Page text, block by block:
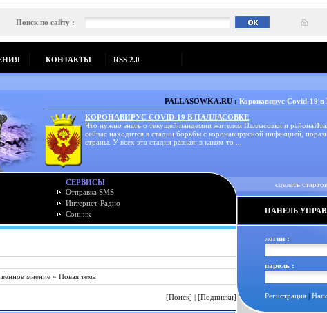
Поиск по сайту :
КОНТАКТЫ RSS 2.0
PALLASOWKA.RU : Коронавирус Covid-19 в
КОРОНАВИРУС COVID-19 В ПАЛЛАСОВКЕ
Что нужно знать о текущей пандемии жителям Палласовки и
сейчас находится в стадии борьбы с коронавирусной инфекцией,
страны. У всех эта стадия разная: в каком-то ...
СЕРВИСЫ
Отправка SMS
Интернет-Радио
Сонник
сделать
ПАНЕЛЬ
мнение » Новая тема
[Поиск] | [Подписки]
логин :
пароль :
Регистрация |